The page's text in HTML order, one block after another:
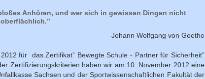
Anhören, und wer sich in gewissen Dingen nicht
Johann Wolfgang von Goethe
für das Zertifikat” Bewegte Schule - Partner für Sicherheit”
Zertifizierungskriterien haben wir am 10. November 2012 eine
Sachsen und der Sportwissenschaftlichen Fakultät der